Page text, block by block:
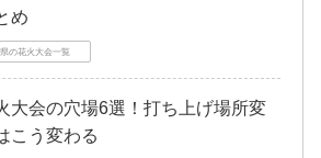
め
の花火大会一覧
大会の穴場6選！打ち上げ場所変
こう変わる